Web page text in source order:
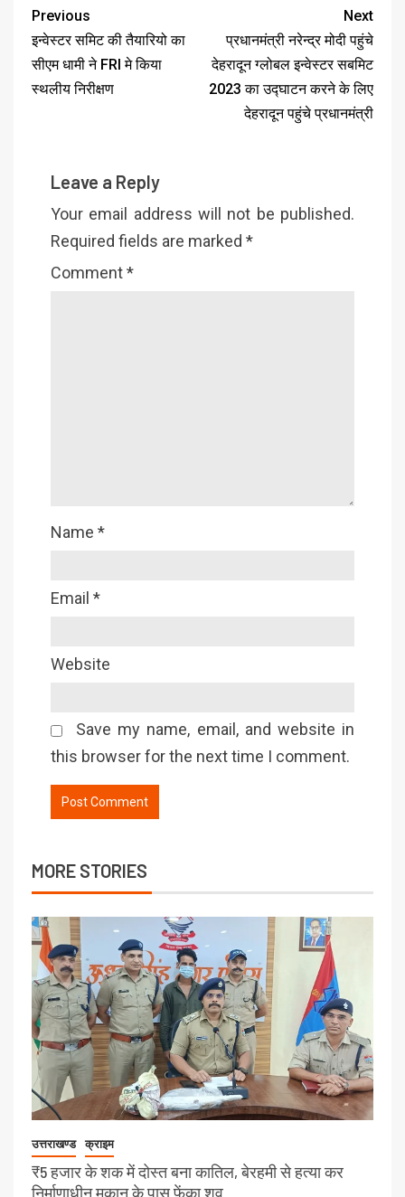
Previous
इन्वेस्टर समिट की तैयारियो का
सीएम धामी ने FRI मे किया
स्थलीय निरीक्षण
Next
प्रधानमंत्री नरेन्द्र मोदी पहुंचे
देहरादून ग्लोबल इन्वेस्टर सबमिट
2023 का उद्घाटन करने के लिए
देहरादून पहुंचे प्रधानमंत्री
Leave a Reply
Your email address will not be published.
Required fields are marked *
Comment*
Name *
Email *
Website
Save my name, email, and website in
this browser for the next time I comment.
MORE STORIES
उत्तराखण्ड क्राइम
₹5 हजार के शक में दोस्त बना कातिल, बेरहमी से हत्या कर
निर्माणाधीन मकान के पास फेंका शव